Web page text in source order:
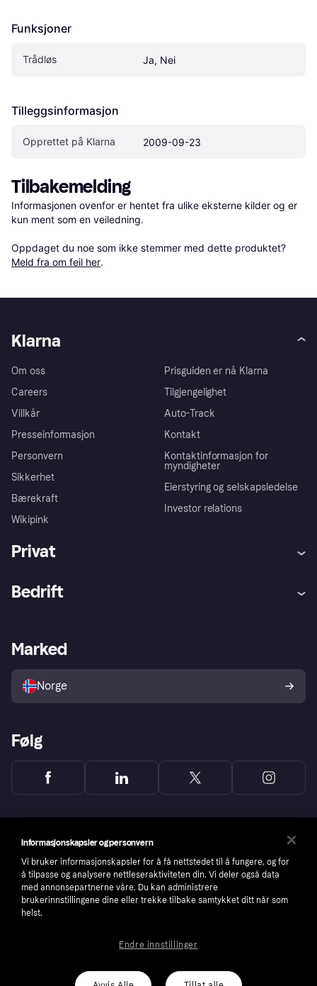
Funksjoner
Trådløs Ja, Nei
Tilleggsinformasjon
Opprettet på Klarna 2009-09-23
Tilbakemelding
Informasjonen ovenfor er hentet fra ulike eksterne kilder og er
kun ment som en veiledning.
Oppdaget du noe som ikke stemmer med dette produktet?
Meld fra om feil her.
Klarna
Om oss
Careers
Villkår
Presseinformasjon
Personvern
Sikkerhet
Bærekraft
Wikipink
Prisguiden er nå Klarna
Tilgjengelighet
Auto-Track
Kontakt
Kontaktinformasjon for
myndigheter
Eierstyring og selskapsledelse
Investor relations
Privat
Utforsk butikker
Bedrift
Merchant portal
Marked
Norge
Følg
number: 556737-0431
Informasjonskapsler og personvern
Vi bruker informasjonskapsler for å få nettstedet til å fungere, og for
å tilpasse og analysere nettleseraktiviteten din. Vi deler også data
med annonsepartnerne våre. Du kan administrere
brukerinnstillingene dine eller trekke tilbake samtykket ditt når som
helst.
Endre innstillinger